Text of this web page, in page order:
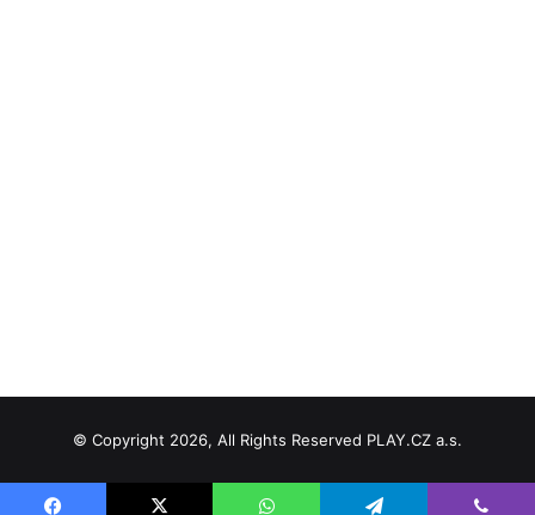
© Copyright 2026, All Rights Reserved PLAY.CZ a.s.